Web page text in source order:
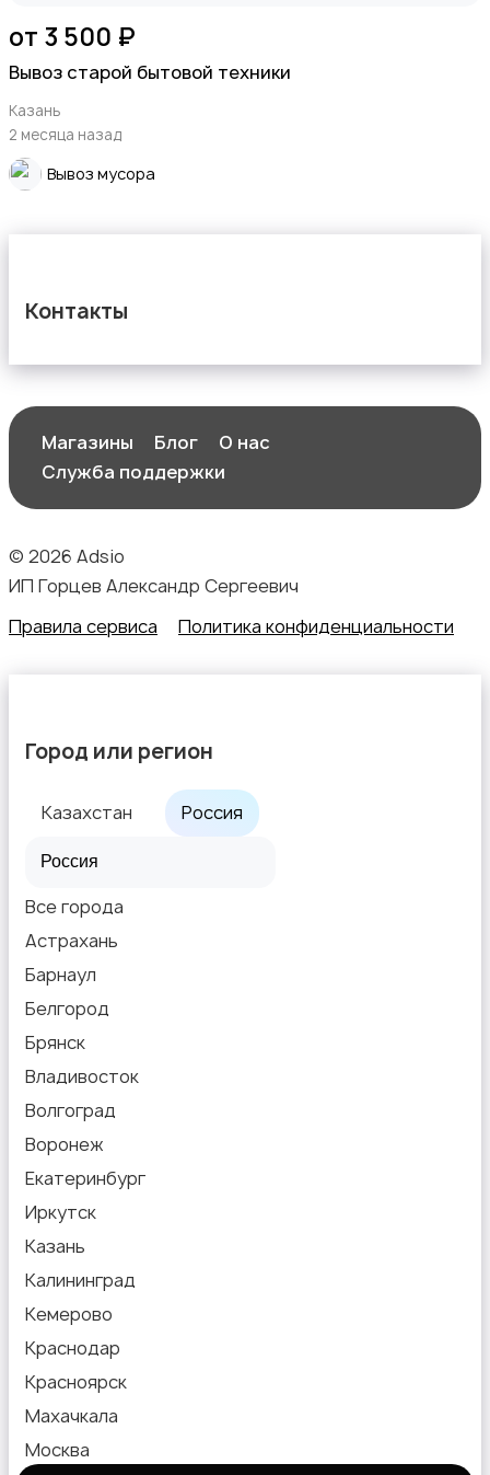
от 3 500 ₽
Вывоз старой бытовой техники
Казань
2 месяца назад
Вывоз мусора
Контакты
Магазины Блог
О нас
Служба поддержки
© 2026 Adsio
ИП Горцев Александр Сергеевич
Правила сервиса
Политика конфиденциальности
Город или регион
Казахстан Россия
Все города
Астрахань
Барнаул
Белгород
Брянск
Владивосток
Волгоград
Воронеж
Екатеринбург
Иркутск
Казань
Калининград
Кемерово
Краснодар
Красноярск
Махачкала
Москва